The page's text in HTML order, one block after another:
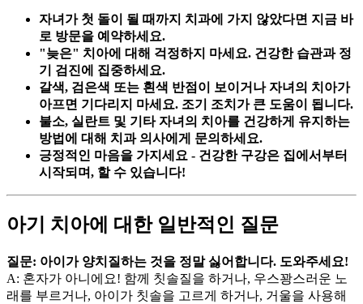
자녀가 첫 돌이 될 때까지 치과에 가지 않았다면 지금 바
로 방문을 예약하세요.
"늦은" 치아에 대해 걱정하지 마세요. 건강한 습관과 정
기 검진에 집중하세요.
갈색, 검은색 또는 흰색 반점이 보이거나 자녀의 치아가
아프면 기다리지 마세요. 조기 조치가 큰 도움이 됩니다.
불소, 실란트 및 기타 자녀의 치아를 건강하게 유지하는
방법에 대해 치과 의사에게 문의하세요.
긍정적인 마음을 가지세요 - 건강한 구강은 집에서부터
시작되며, 할 수 있습니다!
아기 치아에 대한 일반적인 질문
질문: 아이가 양치질하는 것을 정말 싫어합니다. 도와주세요!
A: 혼자가 아니에요! 함께 칫솔질을 하거나, 우스꽝스러운 노
래를 부르거나, 아이가 칫솔을 고르게 하거나, 거울을 사용해